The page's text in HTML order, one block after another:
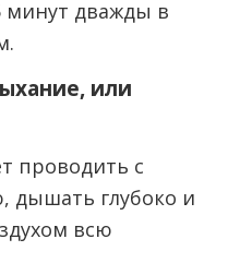
минут дважды в
или
проводить с
дышать глубоко и
всю